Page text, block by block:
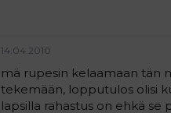
14.04.2010
mä rupesin kelaamaan tän
tekemään, lopputulos olisi
lapsilla rahastus on ehkä se